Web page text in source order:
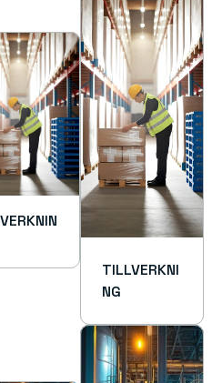
TILLVERKNI
NG